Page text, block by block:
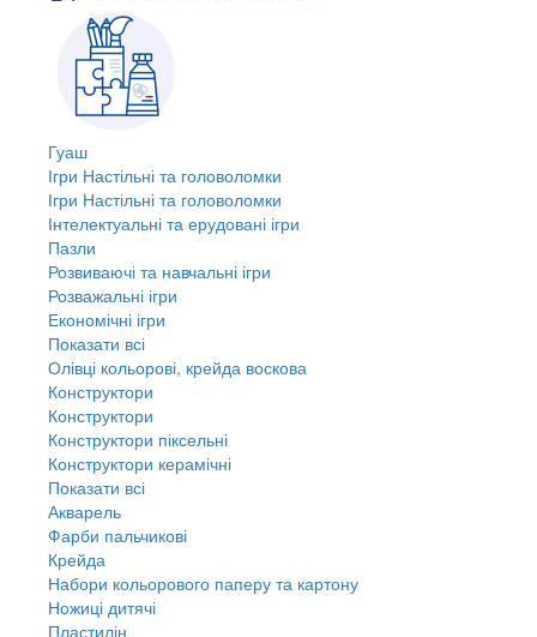
Гуаш
Ігри Настільні та головоломки
Ігри Настільні та головоломки
Інтелектуальні та ерудовані ігри
Пазли
Розвиваючі та навчальні ігри
Розважальні ігри
Економічні ігри
Показати всі
Олівці кольорові, крейда воскова
Конструктори
Конструктори
Конструктори піксельні
Конструктори керамічні
Показати всі
Акварель
Фарби пальчикові
Крейда
Набори кольорового паперу та картону
Ножиці дитячі
Пластилін